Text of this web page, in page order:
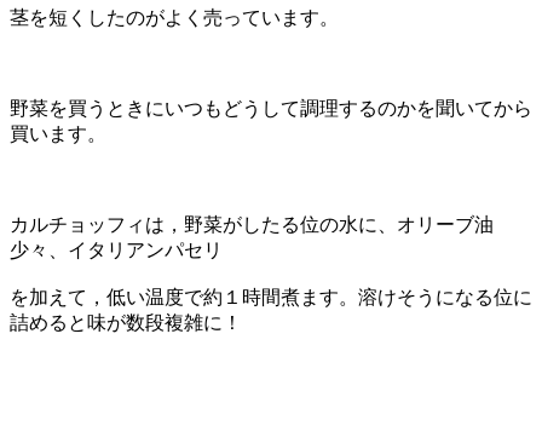
茎を短くしたのがよく売っています。
野菜を買うときにいつもどうして調理するのかを聞いてから
買います。
カルチョッフィは，野菜がしたる位の水に、オリーブ油
少々、イタリアンパセリ
を加えて，低い温度で約１時間煮ます。溶けそうになる位に
詰めると味が数段複雑に！